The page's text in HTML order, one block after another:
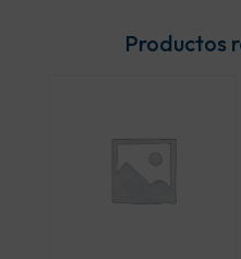
Productos